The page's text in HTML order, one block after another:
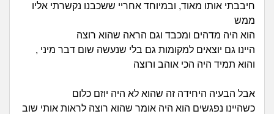
מה קורה כאן?
מתחם הטיפים
זוגיות
חיפוש שאלות
חיבבתי אותו מאוד, ובמיוחד אחריי ששכבנו נקשרתי אליו
ממש
הוא היה מדהים ומכבד וגם הראה שהוא רוצה
היינו גם יוצאים למקומות גם בלי שנעשה שום דבר מיני ,
והוא תמיד היה הכי אוהב ורוצה
אבל הבעיה היחידה זה שהוא לא היה יוזם כלום
כשהיינו נפגשים הוא היה אומר שהוא רוצה לראות אותי שוב